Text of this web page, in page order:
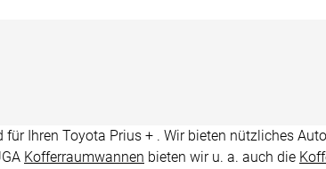
Ihren Toyota Prius + . Wir bieten nützliches
Kofferraumwannen bieten wir u. a. auch die